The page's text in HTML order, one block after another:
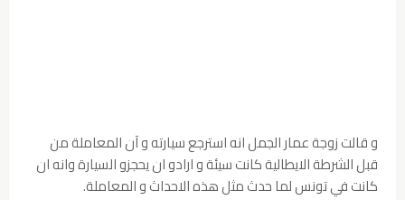
و قالت زوجة عمار الجمل انه استرجع سيارته و آن المعاملة من
قبل الشرطة الايطالية كانت سيئة و ارادو ان يحجزو السيارة وانه ان
كانت في تونس لما حدث مثل هذه الاحداث و المعاملة.